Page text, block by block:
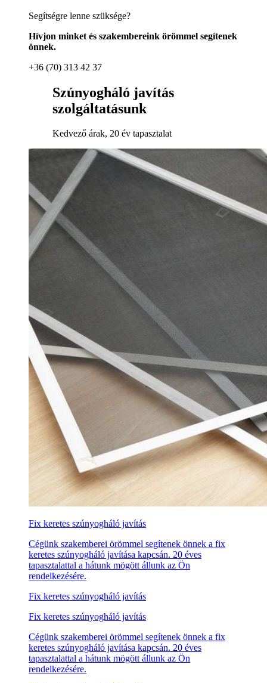
Segítségre lenne szüksége?
Hívjon minket és szakembereink örömmel segítenek
önnek.
+36 (70) 313 42 37
Szúnyogháló javítás
szolgáltatásunk
Kedvező árak, 20 év tapasztalat
Fix keretes szúnyogháló javítás
Cégünk szakemberei örömmel segítenek önnek a fix
keretes szúnyogháló javítása kapcsán. 20 éves
tapasztalattal a hátunk mögött állunk az Ön
rendelkezésére.
Fix keretes szúnyogháló javítás
Fix keretes szúnyogháló javítás
Cégünk szakemberei örömmel segítenek önnek a fix
keretes szúnyogháló javítása kapcsán. 20 éves
tapasztalattal a hátunk mögött állunk az Ön
rendelkezésére.